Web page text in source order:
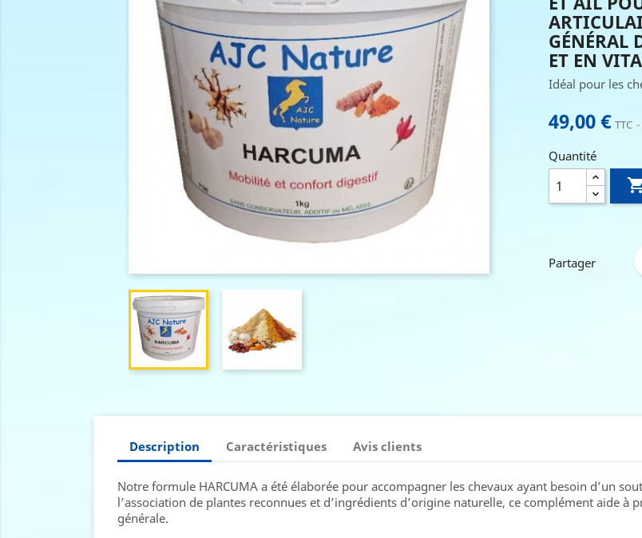
GÉNÉRAL
ET EN
Idéal pour les
49,00 € TTC
Quantité
Partager
Description Caractéristiques Avis clients
Notre formule HARCUMA a été élaborée pour accompagner les chevaux ayant besoin d’un
l’association de plantes reconnues et d’ingrédients d’origine naturelle, ce complément aide
générale.